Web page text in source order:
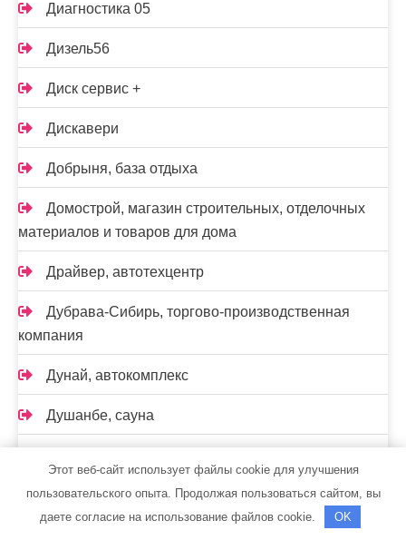
Диагностика 05
Дизель56
Диск сервис +
Дискавери
Добрыня, база отдыха
Домострой, магазин строительных, отделочных
материалов и товаров для дома
Драйвер, автотехцентр
Дубрава-Сибирь, торгово-производственная
компания
Дунай, автокомплекс
Душанбе, сауна
Жар и Пар, сауна
Этот веб-сайт использует файлы cookie для улучшения
пользовательского опыта. Продолжая пользоваться сайтом, вы
даете согласие на использование файлов cookie.
OK